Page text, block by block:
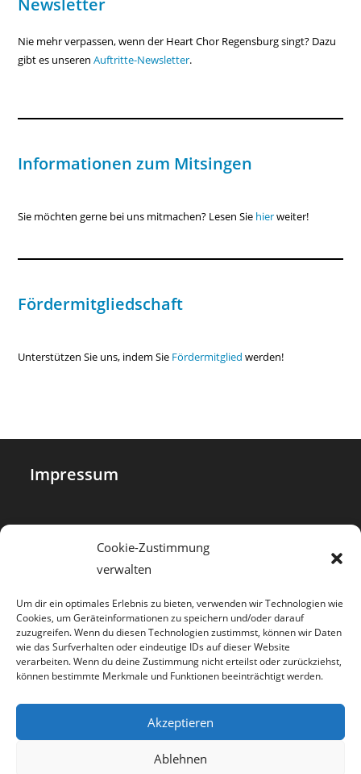
Cookie-Zustimmung
verwalten
Um dir ein optimales Erlebnis zu bieten, verwenden wir Technologien wie
Cookies, um Geräteinformationen zu speichern und/oder darauf
zuzugreifen. Wenn du diesen Technologien zustimmst, können wir Daten
wie das Surfverhalten oder eindeutige IDs auf dieser Website
verarbeiten. Wenn du deine Zustimmung nicht erteilst oder zurückziehst,
können bestimmte Merkmale und Funktionen beeinträchtigt werden.
Akzeptieren
Ablehnen
Newsletter
Nie mehr verpassen, wenn der Heart Chor Regensburg singt? Dazu
gibt es unserenAuftritte-Newsletter.
Informationen zum Mitsingen
Sie möchten gerne bei uns mitmachen? Lesen Sie hierweiter!
Fördermitgliedschaft
Unterstützen Sie uns, indem Sie Fördermitgliedwerden!
Impressum
Datenschutz
Cookie-Richtlinie (EU)
Haftungsausschluss